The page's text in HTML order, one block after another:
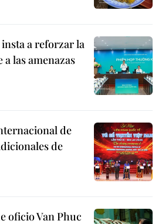
a reforzar la
las amenazas
de
de
oficio Van Phuc